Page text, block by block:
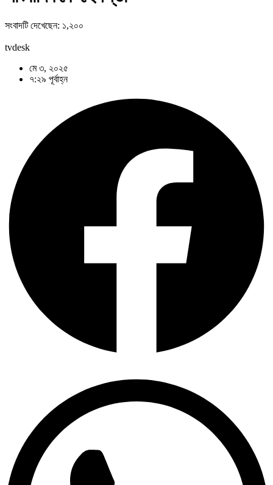
সংবাদটি দেখেছেন: ১,২০০
tvdesk
মে ৩, ২০২৫
৭:২৯ পূর্বাহ্ন